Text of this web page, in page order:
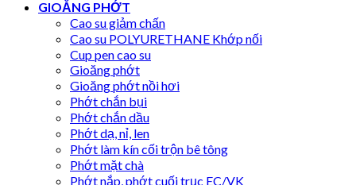
GIOĂNG PHỚT
Cao su giảm chấn
Cao su POLYURETHANE Khớp nối
Cup pen cao su
Gioăng phớt
Gioăng phớt nồi hơi
Phớt chắn bụi
Phớt chắn dầu
Phớt dạ, nỉ, len
Phớt làm kín cối trộn bê tông
Phớt mặt chà
Phớt nắp, phớt cuối trục EC/VK